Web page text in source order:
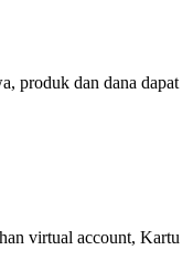
produk dan dana dapat
virtual account, Kartu